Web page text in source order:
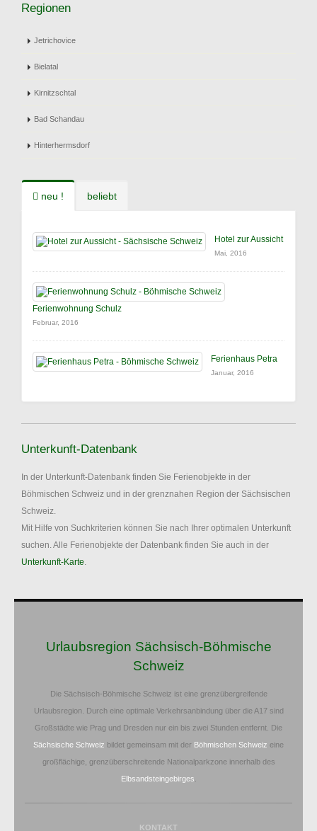
Regionen
Jetrichovice
Bielatal
Kirnitzschtal
Bad Schandau
Hinterhermsdorf
neu ! beliebt
Hotel zur Aussicht
Mai, 2016
Ferienwohnung Schulz
Februar, 2016
Ferienhaus Petra
Januar, 2016
Unterkunft-Datenbank
In der Unterkunft-Datenbank finden Sie Ferienobjekte in der
Böhmischen Schweiz und in der grenznahen Region der Sächsischen
Schweiz.
Mit Hilfe von Suchkriterien können Sie nach Ihrer optimalen Unterkunft
suchen. Alle Ferienobjekte der Datenbank finden Sie auch in der
Unterkunft-Karte.
Urlaubsregion Sächsisch-Böhmische
Schweiz
Die Sächsisch-Böhmische Schweiz ist eine grenzübergreifende
Urlaubsregion. Durch eine optimale Verkehrsanbindung über die A17 sind
Großstädte wie Prag und Dresden nur ein bis zwei Stunden entfernt. Die
Sächsische Schweiz bildet gemeinsam mit der Böhmischen Schweiz eine
großflächige, grenzüberschreitende Nationalparkzone innerhalb des
Elbsandsteingebirges
KONTAKT